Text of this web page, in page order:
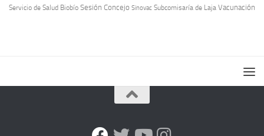
Servicio de Salud Biobío Sesión Concejo Sinovac Subcomisaría de Laja Vacunación